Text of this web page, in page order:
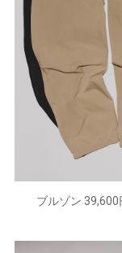
ブルゾン 39,600